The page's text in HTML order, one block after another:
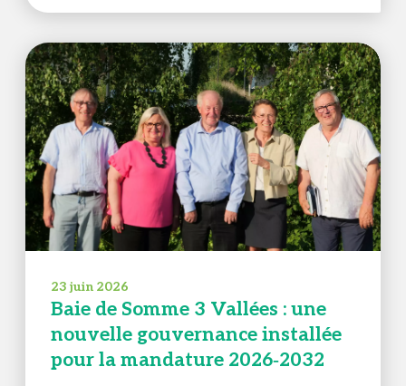
23 juin 2026
Baie de Somme 3 Vallées : une
nouvelle gouvernance installée
pour la mandature 2026‑2032